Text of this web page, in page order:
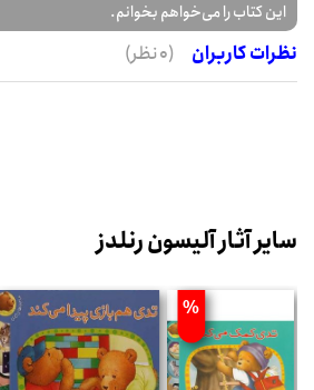
این کتاب را می‌خواهم بخوانم.
نظرات کاربران
(0 نظر)
سایر آثار آلیسون رنلدز
%